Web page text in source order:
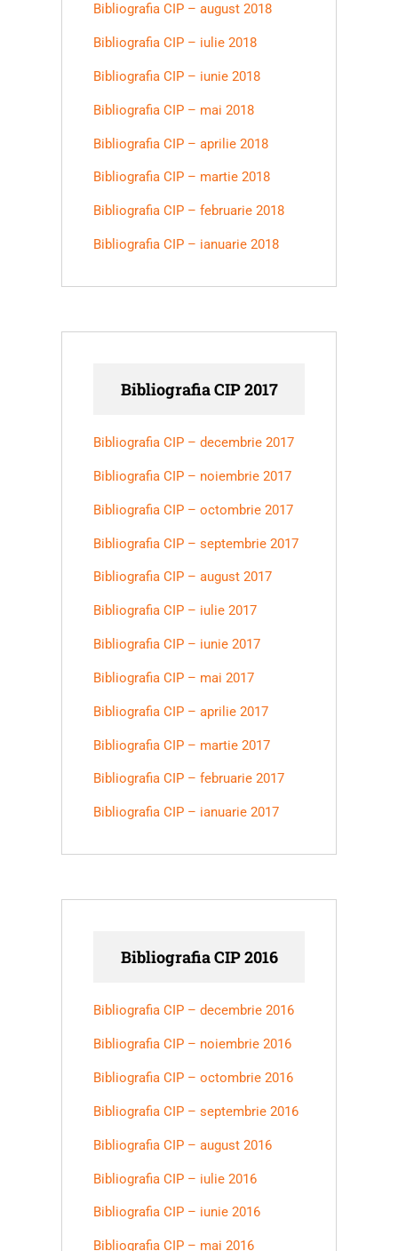
Bibliografia CIP – august 2018
Bibliografia CIP – iulie 2018
Bibliografia CIP – iunie 2018
Bibliografia CIP – mai 2018
Bibliografia CIP – aprilie 2018
Bibliografia CIP – martie 2018
Bibliografia CIP – februarie 2018
Bibliografia CIP – ianuarie 2018
Bibliografia CIP 2017
Bibliografia CIP – decembrie 2017
Bibliografia CIP – noiembrie 2017
Bibliografia CIP – octombrie 2017
Bibliografia CIP – septembrie 2017
Bibliografia CIP – august 2017
Bibliografia CIP – iulie 2017
Bibliografia CIP – iunie 2017
Bibliografia CIP – mai 2017
Bibliografia CIP – aprilie 2017
Bibliografia CIP – martie 2017
Bibliografia CIP – februarie 2017
Bibliografia CIP – ianuarie 2017
Bibliografia CIP 2016
Bibliografia CIP – decembrie 2016
Bibliografia CIP – noiembrie 2016
Bibliografia CIP – octombrie 2016
Bibliografia CIP – septembrie 2016
Bibliografia CIP – august 2016
Bibliografia CIP – iulie 2016
Bibliografia CIP – iunie 2016
Bibliografia CIP – mai 2016